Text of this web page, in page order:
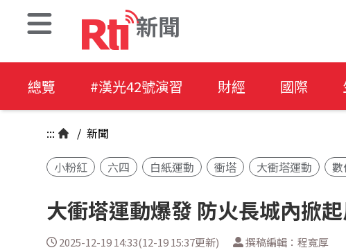
新聞
總覽 #漢光42號演習 財經 國際
::: / 新聞
小粉紅 六四 白紙運動 衝塔 大衝塔運動
大衝塔運動爆發 防火長城內掀
2025-12-19 14:33(12-19 15:37更新) 撰稿編輯：程寬厚